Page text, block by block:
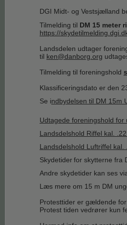
DGI Midt- og Vestsjælland
Tilmelding til DM 15 meter
https://
Landsdelen udtager
til ken@danborg.org
Tilmelding til foreningshold
Klassificeringsdato er den
Se indbydelsen til DM 15m
Udtagede foreningshold for
Landsdelshold Riffel kal.
Landsdelshold Luftriffel
Skydetiderfor skytterne fra
Andre skydetider kan ses
Læs mere om 15 m DM
Protesttider er gældende
Protest tiden vedrører kun